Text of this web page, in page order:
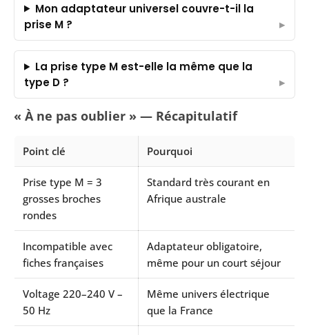
Mon adaptateur universel couvre-t-il la
prise M ?
La prise type M est-elle la même que la
type D ?
« À ne pas oublier » — Récapitulatif
Point clé Pourquoi
Prise type M = 3
grosses broches
rondes
Standard très courant en
Afrique australe
Incompatible avec
fiches françaises
Adaptateur obligatoire,
même pour un court séjour
Voltage 220–240 V –
50 Hz
Même univers électrique
que la France